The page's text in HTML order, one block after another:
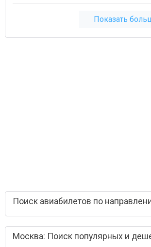
Показать
Поиск авиабилетов по
Москва: Поиск популярных и